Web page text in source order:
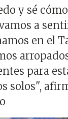
y sé
a
en el
para
solos",